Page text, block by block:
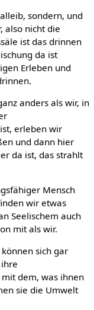
sondern, und
also nicht die
ist das drinnen
da ist
Erleben und
anders als wir, in
erleben wir
und dann hier
da ist, das strahlt
Mensch
wir etwas
Seelischem auch
mit als wir.
sich gar
dem, was ihnen
sie die Umwelt